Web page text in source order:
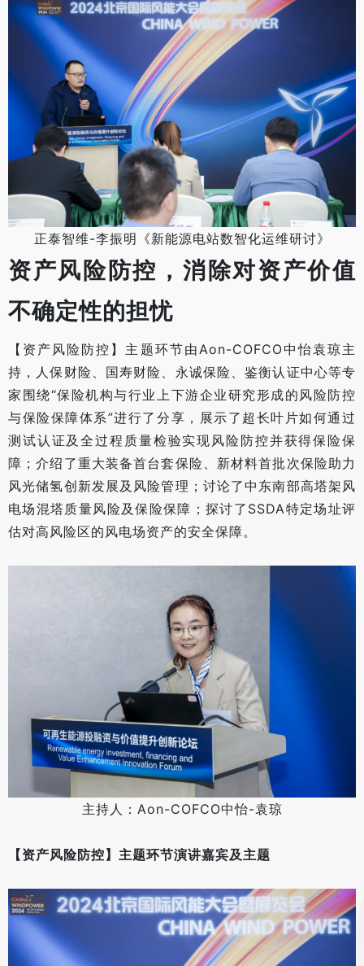
正泰智维-李振明《新能源电站数智化运维研讨》
资产风险防控，消除对资产价值
不确定性的担忧
【资产风险防控】主题环节由Aon-COFCO中怡袁琼主
持，人保财险、国寿财险、永诚保险、鉴衡认证中心等专
家围绕“保险机构与行业上下游企业研究形成的风险防控
与保险保障体系”进行了分享，展示了超长叶片如何通过
测试认证及全过程质量检验实现风险防控并获得保险保
障；介绍了重大装备首台套保险、新材料首批次保险助力
风光储氢创新发展及风险管理；讨论了中东南部高塔架风
电场混塔质量风险及保险保障；探讨了SSDA特定场址评
估对高风险区的风电场资产的安全保障。
主持人：Aon-COFCO中怡-袁琼
【资产风险防控】主题环节演讲嘉宾及主题